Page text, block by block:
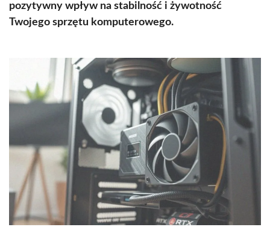
pozytywny wpływ na stabilność i żywotność
Twojego sprzętu komputerowego.